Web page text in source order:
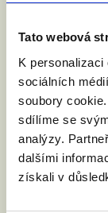
Tato webová
K
sociálních
soubory
sdílíme se
analýzy.
dalšími
získali v
Po
Web